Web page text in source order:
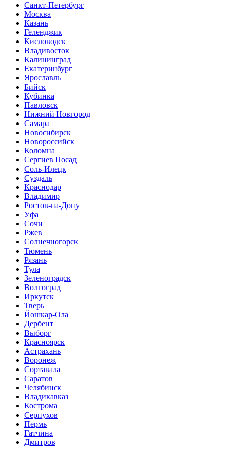
Санкт-Петербург
Москва
Казань
Геленджик
Кисловодск
Владивосток
Калининград
Екатеринбург
Ярославль
Бийск
Кубинка
Павловск
Нижний Новгород
Самара
Новосибирск
Новороссийск
Коломна
Сергиев Посад
Соль-Илецк
Суздаль
Краснодар
Владимир
Ростов-на-Дону
Уфа
Сочи
Ржев
Солнечногорск
Тюмень
Рязань
Тула
Зеленоградск
Волгоград
Иркутск
Тверь
Йошкар-Ола
Дербент
Выборг
Красноярск
Астрахань
Воронеж
Сортавала
Саратов
Челябинск
Владикавказ
Кострома
Серпухов
Пермь
Гатчина
Дмитров